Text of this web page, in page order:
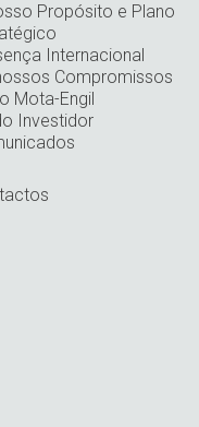
Propósito e Plano
Internacional
Compromissos
Mota-Engil
Investidor